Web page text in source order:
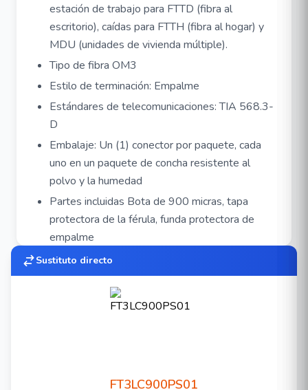
estación de trabajo para FTTD (fibra al
escritorio), caídas para FTTH (fibra al hogar) y
MDU (unidades de vivienda múltiple).
Tipo de fibra OM3
Estilo de terminación: Empalme
Estándares de telecomunicaciones: TIA 568.3-
D
Embalaje: Un (1) conector por paquete, cada
uno en un paquete de concha resistente al
polvo y la humedad
Partes incluidas Bota de 900 micras, tapa
protectora de la férula, funda protectora de
empalme
Partes relacionadas: Kit de instalación FX
Splice-On, FX Pigtails.
**Se requiere validar el modelo del holder
Sustituto directo
FT3LC900PS01